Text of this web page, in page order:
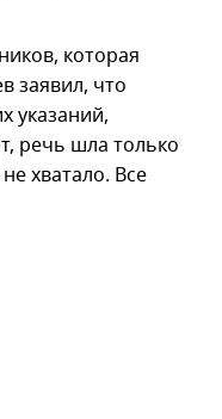
которая
заявил, что
указаний,
речь шла только
хватало. Все